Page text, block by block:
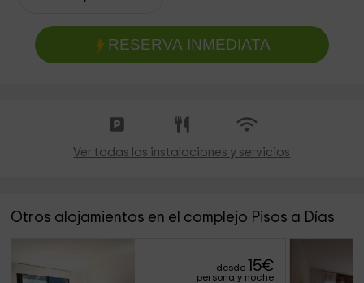
RESERVA INMEDIATA
Ver todas las instalaciones y servicios
Otros alojamientos en el complejo Pisos a Días
desde 15€
persona y noche